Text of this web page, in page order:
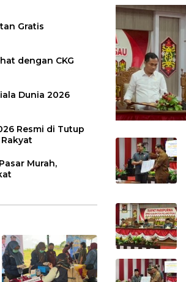
Gratis
dengan CKG
Dunia 2026
Resmi di Tutup
Murah,